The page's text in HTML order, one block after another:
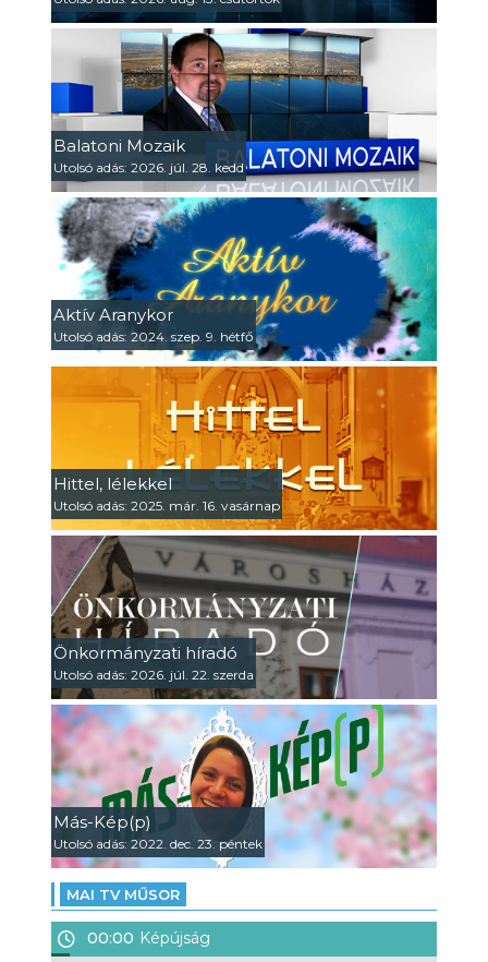
Balatoni Mozaik
Utolsó adás: 2026. júl. 28. kedd
Aktív Aranykor
Utolsó adás: 2024. szep. 9. hétfő
Hittel, lélekkel
Utolsó adás: 2025. már. 16. vasárnap
Önkormányzati híradó
Utolsó adás: 2026. júl. 22. szerda
Más-Kép(p)
Utolsó adás: 2022. dec. 23. péntek
MAI TV MŰSOR
00:00 Képújság